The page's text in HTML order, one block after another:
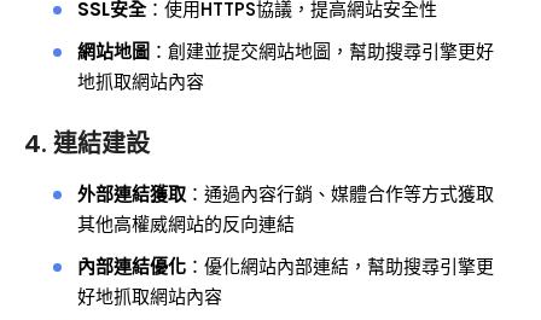
SSL安全：使用HTTPS協議，提高網站安全性
網站地圖 ：創建並提交網站地圖，幫助搜尋引擎更好
地抓取網站內容
4. 連結建設
外部連結獲取 ：通過內容行銷、媒體合作等方式獲取
其他高權威網站的反向連結
內部連結優化 ：優化網站內部連結，幫助搜尋引擎更
好地抓取網站內容